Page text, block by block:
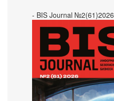
- BIS Journal